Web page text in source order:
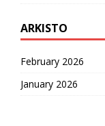
ARKISTO
February 2026
January 2026